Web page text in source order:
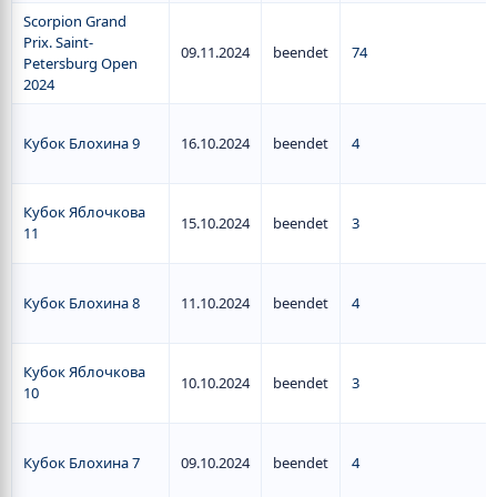
Scorpion Grand
Prix. Saint-
Petersburg Open
2024
09.11.2024 beendet 74
Кубок Блохина 9 16.10.2024 beendet 4
Кубок Яблочкова
11
15.10.2024 beendet 3
Кубок Блохина 8 11.10.2024 beendet 4
Кубок Яблочкова
10
10.10.2024 beendet 3
Кубок Блохина 7 09.10.2024 beendet 4